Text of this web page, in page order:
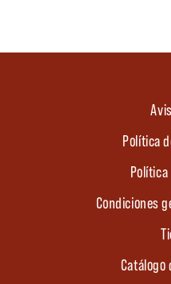
Política
Condiciones
Catálogo